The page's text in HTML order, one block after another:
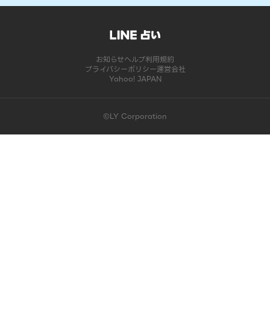
お知らせヘルプ利用規約
プライバシーポリシー運営会社
Yahoo! JAPAN
©LY Corporation
このコンテンツは掲載が終了しました | LINE占い